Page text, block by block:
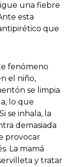
una fiebre
esta
que
fenómeno
el niño,
se limpia
lo que
se inhala, la
demasiada
provocar
La mamá
y tratar